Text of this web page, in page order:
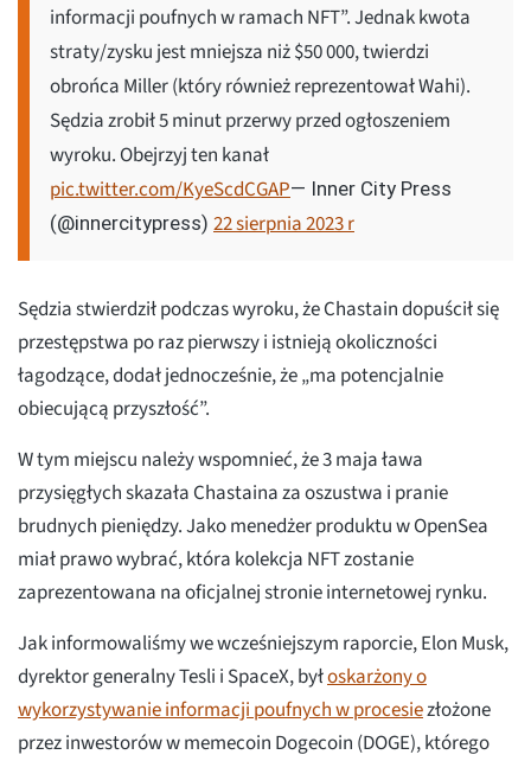
informacji poufnych w ramach NFT”. Jednak kwota
straty/zysku jest mniejsza niż $50 000, twierdzi
obrońca Miller (który również reprezentował Wahi).
Sędzia zrobił 5 minut przerwy przed ogłoszeniem
wyroku. Obejrzyj ten kanał
pic.twitter.com/KyeScdCGAP— Inner City Press
(@innercitypress) 22 sierpnia 2023 r
Sędzia stwierdził podczas wyroku, że Chastain dopuścił się
przestępstwa po raz pierwszy i istnieją okoliczności
łagodzące, dodał jednocześnie, że „ma potencjalnie
obiecującą przyszłość”.
W tym miejscu należy wspomnieć, że 3 maja ława
przysięgłych skazała Chastaina za oszustwa i pranie
brudnych pieniędzy. Jako menedżer produktu w OpenSea
miał prawo wybrać, która kolekcja NFT zostanie
zaprezentowana na oficjalnej stronie internetowej rynku.
Jak informowaliśmy we wcześniejszym raporcie, Elon Musk,
dyrektor generalny Tesli i SpaceX, byłoskarżony o
wykorzystywanie informacji poufnych w procesiezłożone
przez inwestorów w memecoin Dogecoin (DOGE), którego